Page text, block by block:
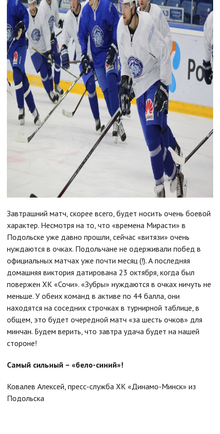
Завтрашний матч, скорее всего, будет носить очень боевой
характер. Несмотря на то, что «времена Мирасти» в
Подольске уже давно прошли, сейчас «витязи» очень
нуждаются в очках. Подольчане не одерживали побед в
официальных матчах уже почти месяц (!). А последняя
домашняя виктория датирована 23 октября, когда был
повержен ХК «Сочи». «Зубры» нуждаются в очках ничуть не
меньше. У обеих команд в активе по 44 балла, они
находятся на соседних строчках в турнирной таблице, в
общем, это будет очередной матч «за шесть очков» для
минчан. Будем верить, что завтра удача будет на нашей
стороне!
Самый сильный – «бело-синий»!
Ковалев Алексей, пресс-служба ХК «Динамо-Минск» из
Подольска